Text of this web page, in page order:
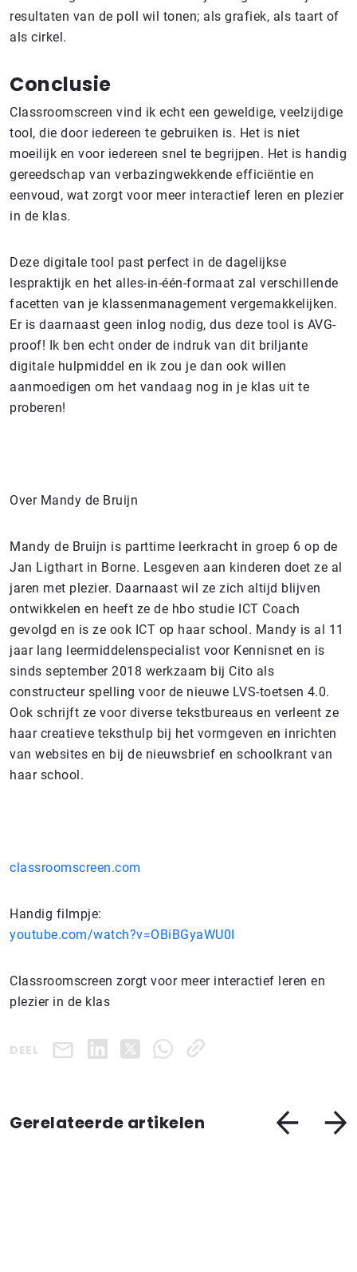
resultaten van de poll wil tonen; als grafiek, als taart of
als cirkel.
Conclusie
Classroomscreen vind ik echt een geweldige, veelzijdige
tool, die door iedereen te gebruiken is. Het is niet
moeilijk en voor iedereen snel te begrijpen. Het is handig
gereedschap van verbazingwekkende efficiëntie en
eenvoud, wat zorgt voor meer interactief leren en plezier
in de klas.
Deze digitale tool past perfect in de dagelijkse
lespraktijk en het alles-in-één-formaat zal verschillende
facetten van je klassenmanagement vergemakkelijken.
Er is daarnaast geen inlog nodig, dus deze tool is AVG-
proof! Ik ben echt onder de indruk van dit briljante
digitale hulpmiddel en ik zou je dan ook willen
aanmoedigen om het vandaag nog in je klas uit te
proberen!
Over Mandy de Bruijn
Mandy de Bruijn is parttime leerkracht in groep 6 op de
Jan Ligthart in Borne. Lesgeven aan kinderen doet ze al
jaren met plezier. Daarnaast wil ze zich altijd blijven
ontwikkelen en heeft ze de hbo studie ICT Coach
gevolgd en is ze ook ICT op haar school. Mandy is al 11
jaar lang leermiddelenspecialist voor Kennisnet en is
sinds september 2018 werkzaam bij Cito als
constructeur spelling voor de nieuwe LVS-toetsen 4.0.
Ook schrijft ze voor diverse tekstbureaus en verleent ze
haar creatieve teksthulp bij het vormgeven en inrichten
van websites en bij de nieuwsbrief en schoolkrant van
haar school.
classroomscreen.com
Handig filmpje:
youtube.com/watch?v=OBiBGyaWU0I
Classroomscreen zorgt voor meer interactief leren en
plezier in de klas
DEEL
Gerelateerde artikelen